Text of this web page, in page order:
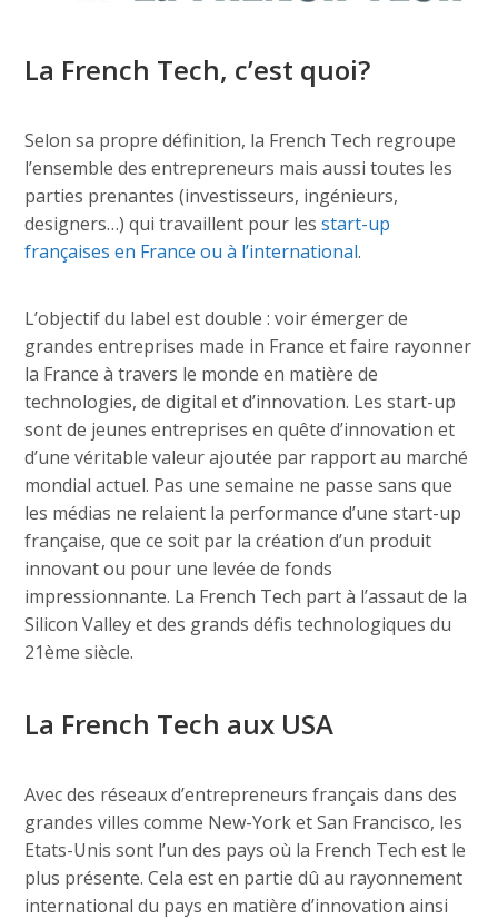
La French Tech, c’est quoi?
Selon sa propre définition, la French Tech regroupe
l’ensemble des entrepreneurs mais aussi toutes les
parties prenantes (investisseurs, ingénieurs,
designers…) qui travaillent pour lesstart-up
françaises en France ou à l’international.
L’objectif du label est double : voir émerger de
grandes entreprises made in France et faire rayonner
la France à travers le monde en matière de
technologies, de digital et d’innovation. Les start-up
sont de jeunes entreprises en quête d’innovation et
d’une véritable valeur ajoutée par rapport au marché
mondial actuel. Pas une semaine ne passe sans que
les médias ne relaient la performance d’une start-up
française, que ce soit par la création d’un produit
innovant ou pour une levée de fonds
impressionnante. La French Tech part à l’assaut de la
Silicon Valley et des grands défis technologiques du
21ème siècle.
La French Tech aux USA
Avec des réseaux d’entrepreneurs français dans des
grandes villes comme New-York et San Francisco, les
Etats-Unis sont l’un des pays où la French Tech est le
plus présente. Cela est en partie dû au rayonnement
international du pays en matière d’innovation ainsi